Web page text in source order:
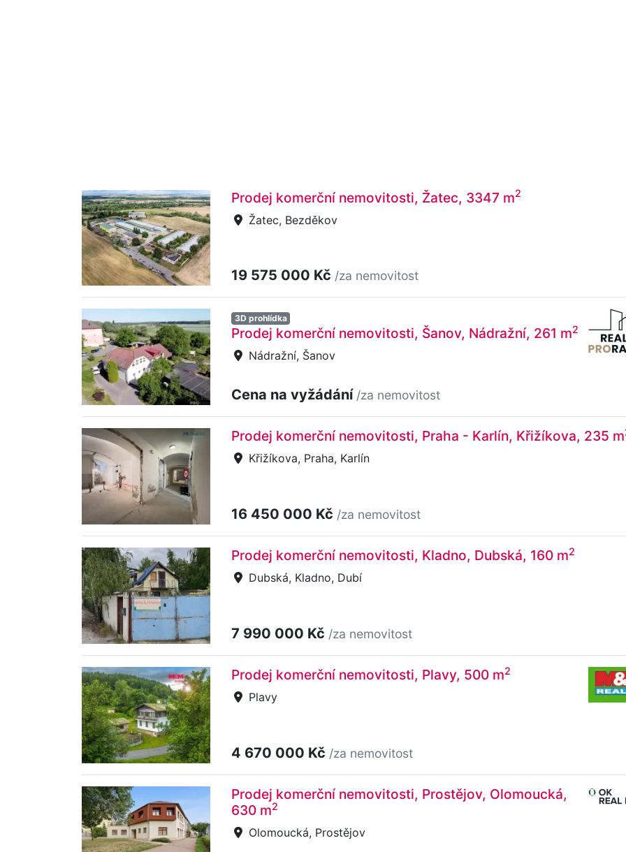
Prodej komerční nemovitosti, Žatec, 3347 m2
Žatec, Bezděkov
19 575 000 Kč /za nemovitost
3D prohlídka
Prodej komerční nemovitosti, Šanov, Nádražní, 261 m2
Nádražní, Šanov
Cena na vyžádání /za nemovitost
Prodej komerční nemovitosti, Praha - Karlín, Křižíkova, 235 m
Křižíkova, Praha, Karlín
16 450 000 Kč /za nemovitost
Prodej komerční nemovitosti, Kladno, Dubská, 160 m2
Dubská, Kladno, Dubí
7 990 000 Kč /za nemovitost
Prodej komerční nemovitosti, Plavy, 500 m2
Plavy
4 670 000 Kč /za nemovitost
Prodej komerční nemovitosti, Prostějov, Olomoucká,
630 m2
Olomoucká, Prostějov